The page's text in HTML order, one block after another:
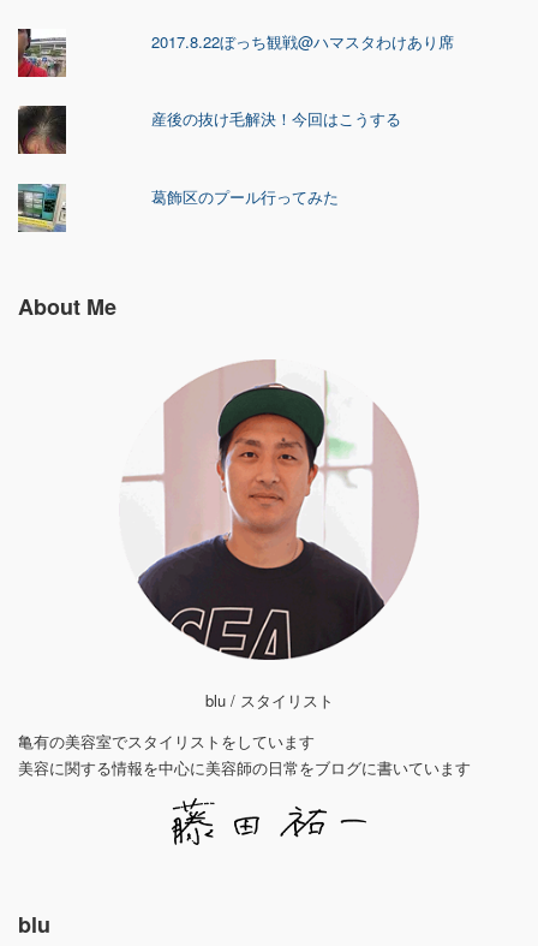
2017.8.22ぼっち観戦@ハマスタわけあり席
産後の抜け毛解決！今回はこうする
葛飾区のプール行ってみた
About Me
blu / スタイリスト
亀有の美容室でスタイリストをしています
美容に関する情報を中心に美容師の日常をブログに書いています
blu